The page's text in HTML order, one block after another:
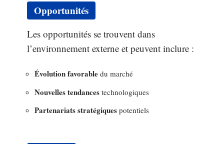
Opportunités
Les opportunités se trouvent dans
l’environnement externe et peuvent inclure :
Évolution favorable du marché
Nouvelles tendances technologiques
Partenariats stratégiques potentiels